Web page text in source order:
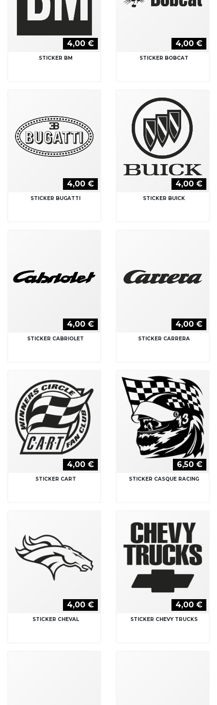
4,00 €
STICKER BM
4,00 €
STICKER BOBCAT
4,00 €
STICKER BUGATTI
4,00 €
STICKER BUICK
4,00 €
STICKER CABRIOLET
4,00 €
STICKER CARRERA
4,00 €
STICKER CART
6,50 €
STICKER CASQUE RACING
4,00 €
STICKER CHEVAL
4,00 €
STICKER CHEVY TRUCKS